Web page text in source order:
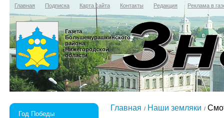
Главная Подписка Карта сайта Контакты Редакция Реклама в
Газета
Большемурашкинского
района
Нижегородской
области
Год Победы
Главная Наши земляки